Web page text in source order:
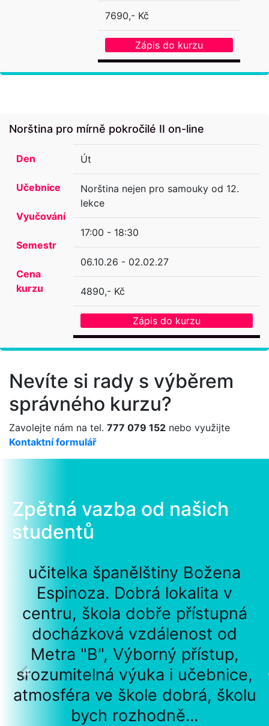
7690,- Kč
Zápis do kurzu
Norština pro mírně pokročilé II on-line
Den
Učebnice
Vyučování
Semestr
Cena
kurzu
Út
Norština nejen pro samouky od 12.
lekce
17:00 - 18:30
06.10.26 - 02.02.27
4890,- Kč
Zápis do kurzu
Nevíte si rady s výběrem
správného kurzu?
Zavolejte nám na tel. 777 079 152 nebo využijte
Kontaktní formulář
Zpětná vazba od našich
studentů
učitelka španělštiny Božena
Espinoza. Dobrá lokalita v
centru, škola dobře přístupná
docházková vzdálenost od
Metra "B", Výborný přístup,
srozumitelná výuka i učebnice,
atmosféra ve škole dobrá, školu
bych rozhodně...